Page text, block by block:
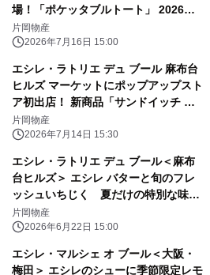
場！「ポケッタブルトート」 2026年7
月18日（土）～数量限定販売
片岡物産
2026年7月16日 15:00
エシレ・ラトリエ デュ ブール 麻布台
ヒルズ マーケットにポップアップスト
ア初出店！ 新商品「サンドイッチ ク
ロワッサン ぺシュ・メルバ」を先行発
売
片岡物産
2026年7月14日 15:30
エシレ・ラトリエ デュ ブール＜麻布
台ヒルズ＞ エシレ バターと旬のフレ
ッシュいちじく 夏だけの特別な味わ
い 「サンドイッチ クロワッサン フィ
グ・フレッシュ・エ・クーリ・フラン
片岡物産
2026年6月22日 15:00
エシレ・マルシェ オ ブール＜大阪・
梅田＞ エシレのシューに季節限定レモ